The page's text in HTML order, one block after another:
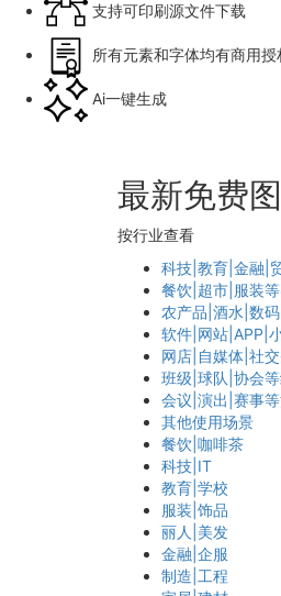
支持可印刷源文件下载
所有元素和字体均有商用授
Ai一键生成
最新免费
按行业查看
科技|教育|金融|
餐饮|超市|服装
农产品|酒水|数
软件|网站|APP|
网店|自媒体|社
班级|球队|协会
会议|演出|赛事
其他使用场景
餐饮|咖啡茶
科技|IT
教育|学校
服装|饰品
丽人|美发
金融|企服
制造|工程